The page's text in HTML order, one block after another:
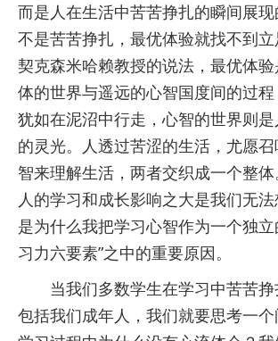
而是人在生活中苦苦挣扎的瞬间展
不是苦苦挣扎，最优体验就找不到
契克森米哈赖教授的说法，最优体
体的世界与遥远的心智国度间的过
犹如在泥沼中行走，心智的世界则
的灵光。人透过苦涩的生活，尤愿
智来理解生活，两者交织成一个整
人的学习和成长影响之大是我们无
是为什么我把学习心智作为一个独立
习力六要素”之中的重要原因。
当我们多数学生在学习中苦苦挣
包括我们成年人，我们就要思考一